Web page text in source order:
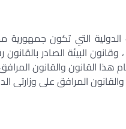
التي تكون جمهورية
المرافق على وزارتى